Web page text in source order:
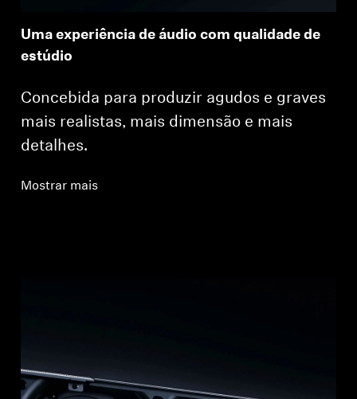
Uma experiência de áudio com qualidade de
estúdio
Concebida para produzir agudos e graves
mais realistas, mais dimensão e mais
detalhes.
Mostrar mais